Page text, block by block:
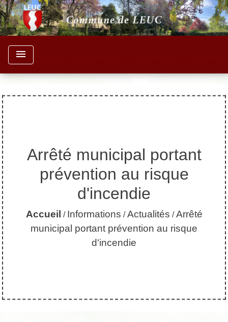
menu
Arrêté municipal portant
prévention au risque
d'incendie
Accueil / Informations /Actualités /Arrêté
municipal portant prévention au risque
d'incendie